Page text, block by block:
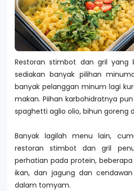
Restoran stimbot dan gril yang
sediakan banyak pilihan
banyak pelanggan minum lagi
makan. Piihan karbohidratnya
spaghetti aglio olio, bihun goreng
Banyak lagilah menu lain,
restoran stimbot dan gril
perhatian pada protein,
ikan, dan jagung dan
dalam tomyam.